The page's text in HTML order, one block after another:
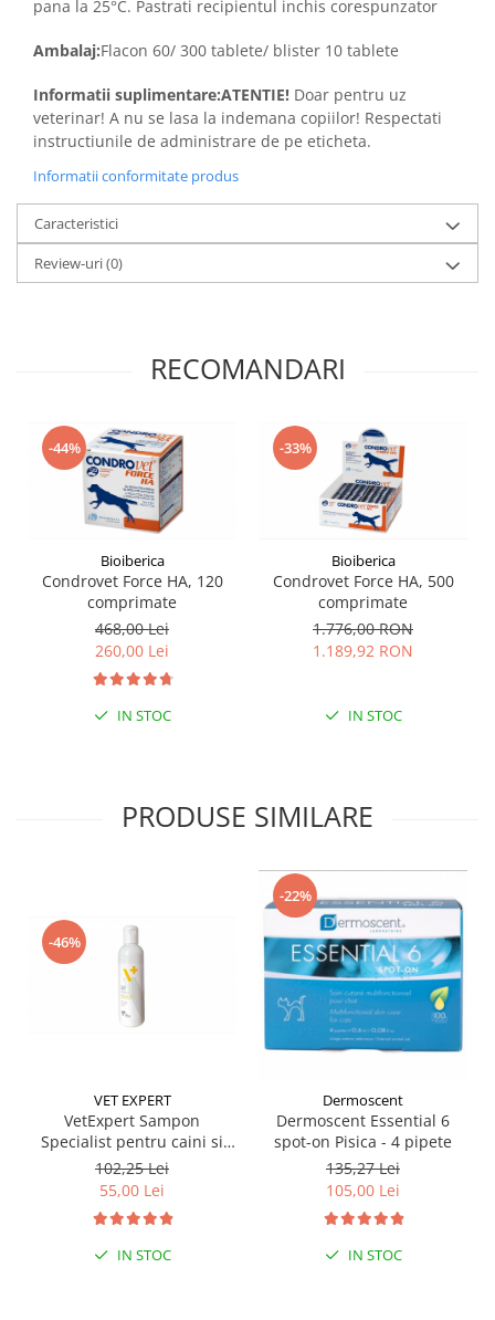
pana la 25°C. Pastrati recipientul inchis corespunzator
Ambalaj:Flacon 60/ 300 tablete/ blister 10 tablete
Informatii suplimentare:ATENTIE! Doar pentru uz
veterinar! A nu se lasa la indemana copiilor! Respectati
instructiunile de administrare de pe eticheta.
Informatii conformitate produs
Caracteristici
Review-uri(0)
RECOMANDARI
-44%
Bioiberica
Condrovet Force HA, 120
comprimate
468,00 Lei
260,00 Lei
IN STOC
-33%
Bioiberica
Condrovet Force HA, 500
comprimate
1.776,00 RON
1.189,92 RON
IN STOC
PRODUSE SIMILARE
-46%
VET EXPERT
VetExpert Sampon
Specialist pentru caini si
pisici, 250 ml
102,25 Lei
55,00 Lei
IN STOC
-22%
Dermoscent
Dermoscent Essential 6
spot-on Pisica - 4 pipete
135,27 Lei
105,00 Lei
IN STOC